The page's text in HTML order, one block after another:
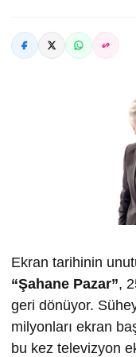
Ekran tarihinin
“Şahane Pazar”,
geri dönüyor.
milyonları ekran
bu kez televizyon